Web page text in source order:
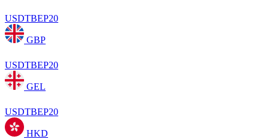
USDTBEP20
GBP
USDTBEP20
GEL
USDTBEP20
HKD